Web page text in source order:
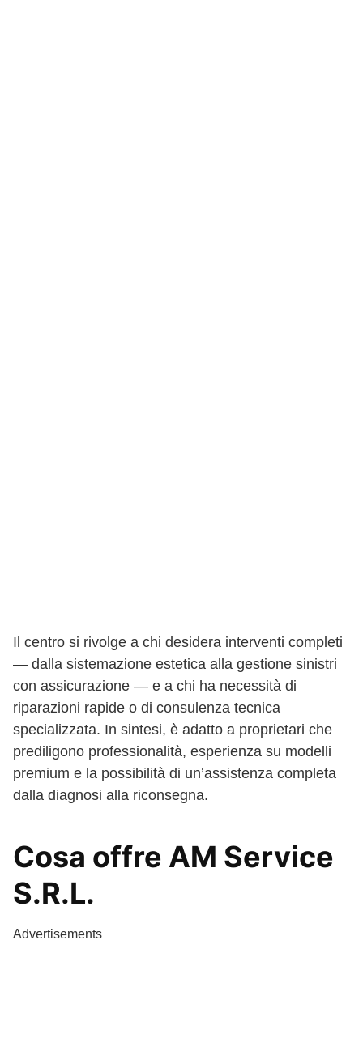
Il centro si rivolge a chi desidera interventi completi
— dalla sistemazione estetica alla gestione sinistri
con assicurazione — e a chi ha necessità di
riparazioni rapide o di consulenza tecnica
specializzata. In sintesi, è adatto a proprietari che
prediligono professionalità, esperienza su modelli
premium e la possibilità di un’assistenza completa
dalla diagnosi alla riconsegna.
Cosa offre AM Service
S.R.L.
Advertisements